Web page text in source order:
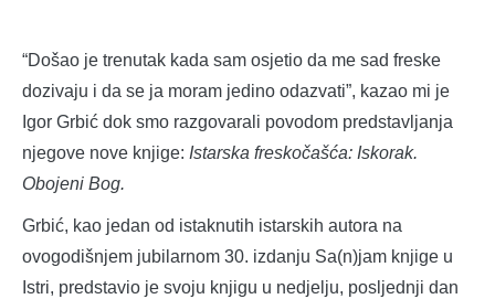
“Došao je trenutak kada sam osjetio da me sad freske
dozivaju i da se ja moram jedino odazvati”, kazao mi je
Igor Grbić dok smo razgovarali povodom predstavljanja
njegove nove knjige: Istarska freskočašća: Iskorak.
Obojeni Bog.
Grbić, kao jedan od istaknutih istarskih autora na
ovogodišnjem jubilarnom 30. izdanju Sa(n)jam knjige u
Istri, predstavio je svoju knjigu u nedjelju, posljednji dan